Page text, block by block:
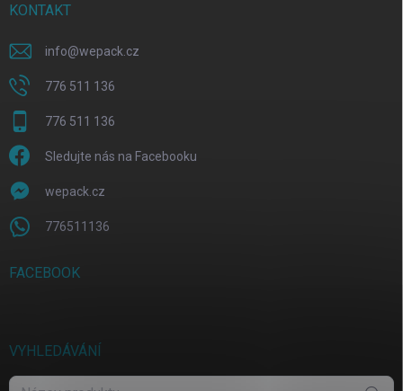
KONTAKT
info@wepack.cz
776 511 136
776 511 136
Sledujte nás na Facebooku
wepack.cz
776511136
FACEBOOK
VYHLEDÁVÁNÍ